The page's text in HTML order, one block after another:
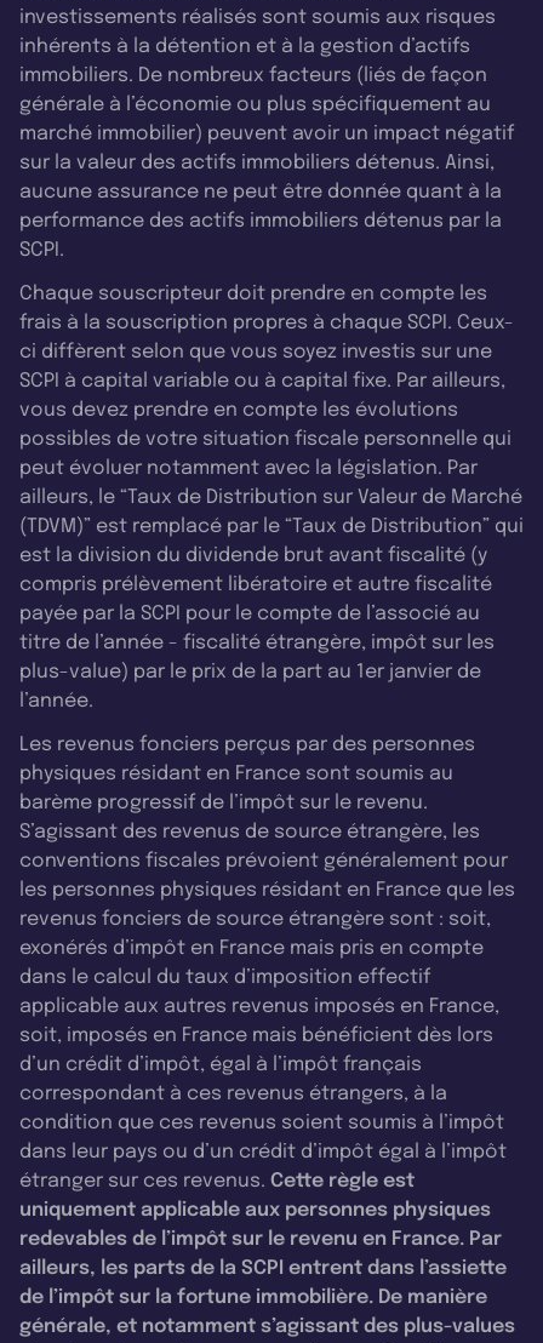
investissements réalisés sont soumis aux risques
inhérents à la détention et à la gestion d’actifs
immobiliers. De nombreux facteurs (liés de façon
générale à l’économie ou plus spécifiquement au
marché immobilier) peuvent avoir un impact négatif
sur la valeur des actifs immobiliers détenus. Ainsi,
aucune assurance ne peut être donnée quant à la
performance des actifs immobiliers détenus par la
SCPI.
Chaque souscripteur doit prendre en compte les
frais à la souscription propres à chaque SCPI. Ceux-
ci diffèrent selon que vous soyez investis sur une
SCPI à capital variable ou à capital fixe. Par ailleurs,
vous devez prendre en compte les évolutions
possibles de votre situation fiscale personnelle qui
peut évoluer notamment avec la législation. Par
ailleurs, le “Taux de Distribution sur Valeur de Marché
(TDVM)” est remplacé par le “Taux de Distribution” qui
est la division du dividende brut avant fiscalité (y
compris prélèvement libératoire et autre fiscalité
payée par la SCPI pour le compte de l’associé au
titre de l’année - fiscalité étrangère, impôt sur les
plus-value) par le prix de la part au 1er janvier de
l’année.
Les revenus fonciers perçus par des personnes
physiques résidant en France sont soumis au
barème progressif de l’impôt sur le revenu.
S’agissant des revenus de source étrangère, les
conventions fiscales prévoient généralement pour
les personnes physiques résidant en France que les
revenus fonciers de source étrangère sont : soit,
exonérés d’impôt en France mais pris en compte
dans le calcul du taux d’imposition effectif
applicable aux autres revenus imposés en France,
soit, imposés en France mais bénéficient dès lors
d’un crédit d’impôt, égal à l’impôt français
correspondant à ces revenus étrangers, à la
condition que ces revenus soient soumis à l’impôt
dans leur pays ou d’un crédit d’impôt égal à l’impôt
étranger sur ces revenus. Cette règle est
uniquement applicable aux personnes physiques
redevables de l’impôt sur le revenu en France. Par
ailleurs, les parts de la SCPI entrent dans l’assiette
de l’impôt sur la fortune immobilière. De manière
générale, et notamment s’agissant des plus-values